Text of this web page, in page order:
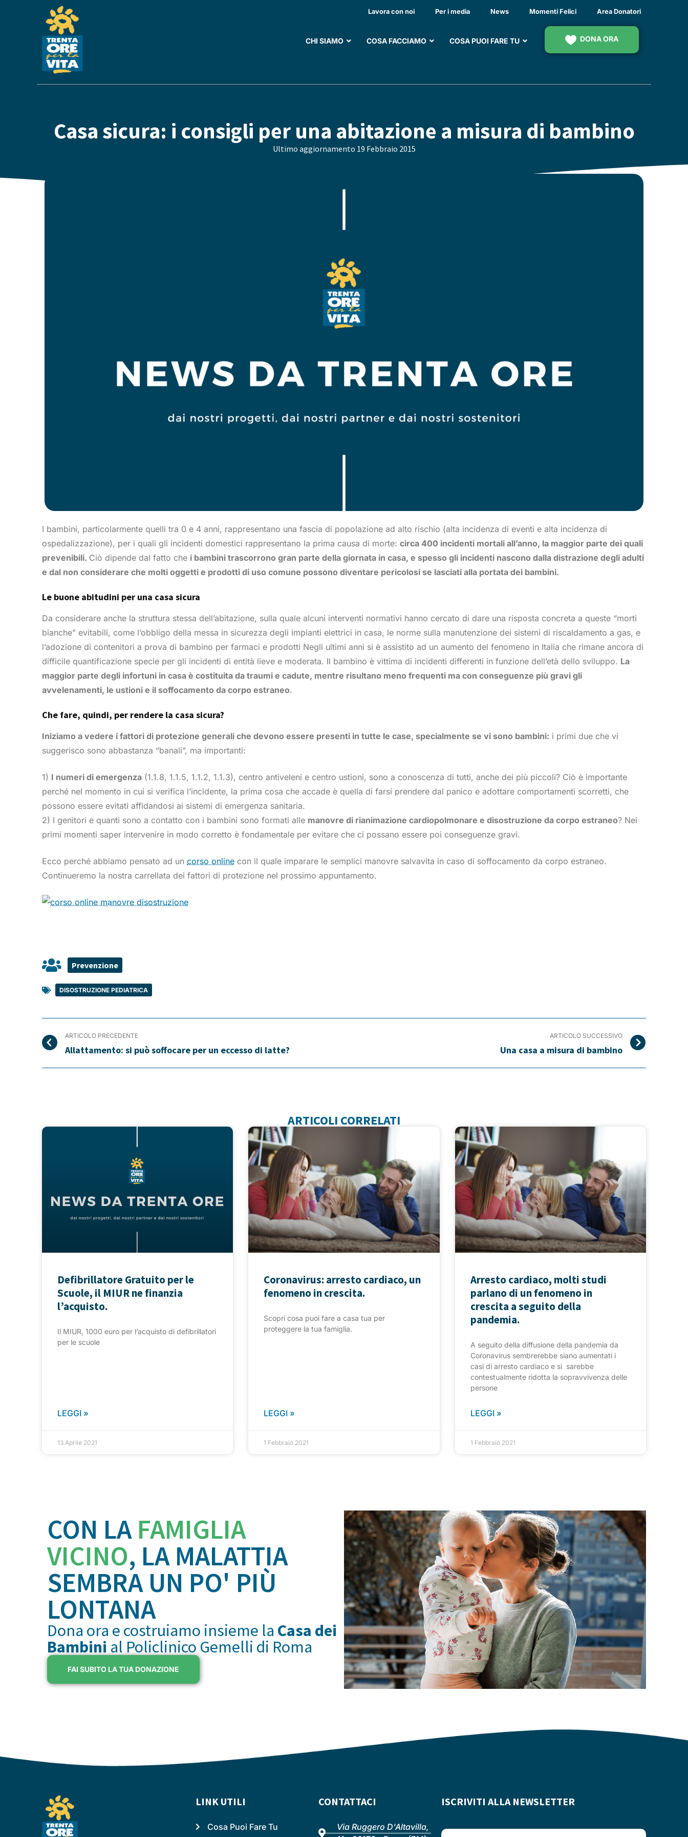
Lavora con noi Per i media News Momenti Felici Area Donatori
CHI SIAMO COSA FACCIAMO COSA PUOI FARE TU DONA ORA
Casa sicura: i consigli per una abitazione a misura di bambino
Ultimo aggiornamento 19 Febbraio 2015
I bambini, particolarmente quelli tra 0 e 4 anni, rappresentano una fascia di popolazione ad alto rischio (alta incidenza di eventi e alta incidenza di
ospedalizzazione), per i quali gli incidenti domestici rappresentano la prima causa di morte: circa 400 incidenti mortali all’anno, la maggior parte dei quali
prevenibili. Ciò dipende dal fatto che i bambini trascorrono gran parte della giornata in casa, e spesso gli incidenti nascono dalla distrazione degli adulti
e dal non considerare che molti oggetti e prodotti di uso comune possono diventare pericolosi se lasciati alla portata dei bambini.
Le buone abitudini per una casa sicura
Da considerare anche la struttura stessa dell’abitazione, sulla quale alcuni interventi normativi hanno cercato di dare una risposta concreta a queste “morti
bianche” evitabili, come l’obbligo della messa in sicurezza degli impianti elettrici in casa, le norme sulla manutenzione dei sistemi di riscaldamento a gas, e
l’adozione di contenitori a prova di bambino per farmaci e prodotti Negli ultimi anni si è assistito ad un aumento del fenomeno in Italia che rimane ancora di
difficile quantificazione specie per gli incidenti di entità lieve e moderata. Il bambino è vittima di incidenti differenti in funzione dell’età dello sviluppo. La
maggior parte degli infortuni in casa è costituita da traumi e cadute, mentre risultano meno frequenti ma con conseguenze più gravi gli
avvelenamenti, le ustioni e il soffocamento da corpo estraneo.
Che fare, quindi, per rendere la casa sicura?
Iniziamo a vedere i fattori di protezione generali che devono essere presenti in tutte le case, specialmente se vi sono bambini: i primi due che vi
suggerisco sono abbastanza “banali”, ma importanti:
1) I numeri di emergenza (1.1.8, 1.1.5, 1.1.2, 1.1.3), centro antiveleni e centro ustioni, sono a conoscenza di tutti, anche dei più piccoli? Ciò è importante
perché nel momento in cui si verifica l’incidente, la prima cosa che accade è quella di farsi prendere dal panico e adottare comportamenti scorretti, che
possono essere evitati affidandosi ai sistemi di emergenza sanitaria.
2) I genitori e quanti sono a contatto con i bambini sono formati alle manovre di rianimazione cardiopolmonare e disostruzione da corpo estraneo? Nei
primi momenti saper intervenire in modo corretto è fondamentale per evitare che ci possano essere poi conseguenze gravi.
Ecco perché abbiamo pensato ad un corso online con il quale imparare le semplici manovre salvavita in caso di soffocamento da corpo estraneo.
Continueremo la nostra carrellata dei fattori di protezione nel prossimo appuntamento.
Prevenzione
DISOSTRUZIONE PEDIATRICA
ARTICOLO PRECEDENTE
Allattamento: si può soffocare per un eccesso di latte?
ARTICOLO SUCCESSIVO
Una casa a misura di bambino
ARTICOLI CORRELATI
Defibrillatore Gratuito per le
Scuole, il MIUR ne finanzia
l’acquisto.
Il MIUR, 1000 euro per l’acquisto di defibrillatori
per le scuole
LEGGI »
13 Aprile 2021
Coronavirus: arresto cardiaco, un
fenomeno in crescita.
Scopri cosa puoi fare a casa tua per
proteggere la tua famiglia.
LEGGI »
1 Febbraio 2021
Arresto cardiaco, molti studi
parlano di un fenomeno in
crescita a seguito della
pandemia.
A seguito della diffusione della pandemia da
Coronavirus sembrerebbe siano aumentati i
casi di arresto cardiaco e si sarebbe
contestualmente ridotta la sopravvivenza delle
persone
LEGGI »
1 Febbraio 2021
CON LA FAMIGLIA
VICINO, LA MALATTIA
SEMBRA UN PO' PIÙ
LONTANA
Dona ora e costruiamo insieme la Casa dei
Bambini al Policlinico Gemelli di Roma
FAI SUBITO LA TUA DONAZIONE
LINK UTILI
Cosa Puoi Fare Tu
CONTATTACI
Via Ruggero D'Altavilla,
ISCRIVITI ALLA NEWSLETTER